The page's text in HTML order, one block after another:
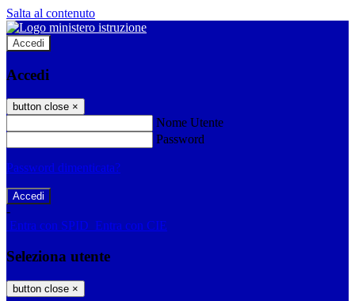
Salta al contenuto
Accedi
Accedi
button close ×
Nome Utente
Password
Password dimenticata?
-
Entra con SPID Entra con CIE
Seleziona utente
button close ×